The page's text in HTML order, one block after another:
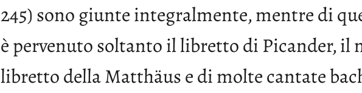
245) sono giunte integralmente, mentre di
è pervenuto soltanto il libretto di Picander, il
libretto della Matthäus e di molte cantate